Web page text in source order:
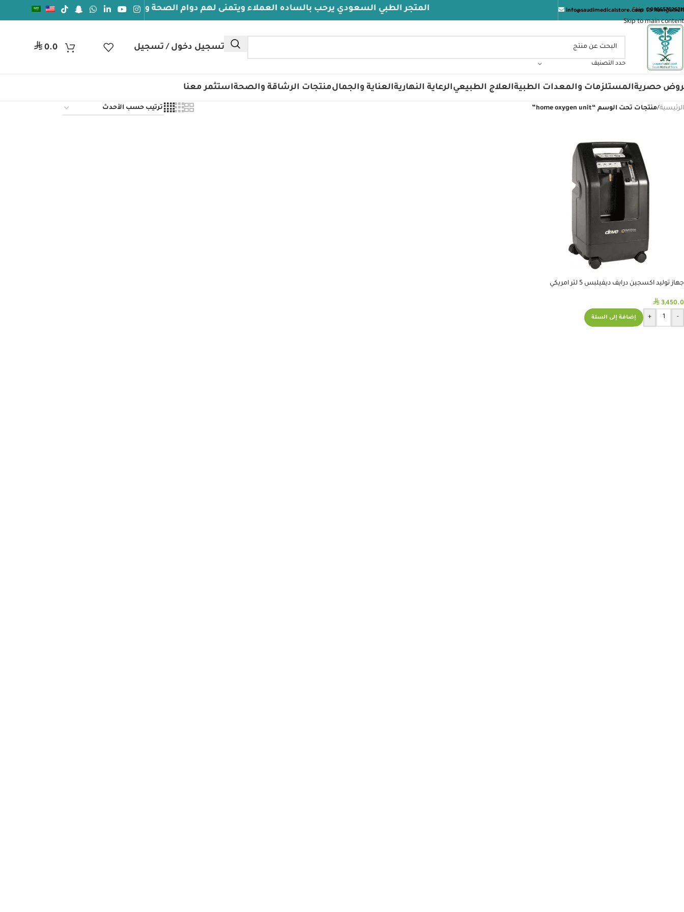
Skip to navigation
Skip to main content
info@saudimedicalstore.com المتجر الطبي السعودي يرحب بالساده العملاء ويتمنى لهم دوام الصحة والعافيه
حدد التصنيف
تسجيل دخول / تسجيل ر.س0.0
حصريةالمستلزمات والمعدات الطبيةالعلاج الطبيعيالرعاية النهاريةالعناية والجمالمنتجات الرشاقة والصحةاستثمر معنا
الرئيسية/منتجات تحت الوسم “home oxygen unit”
جهاز توليد اكسجين درايف ديفيلبس 5 لتر امريكي
⃁ 3,450.0
-
+ إضافة إلى السلة